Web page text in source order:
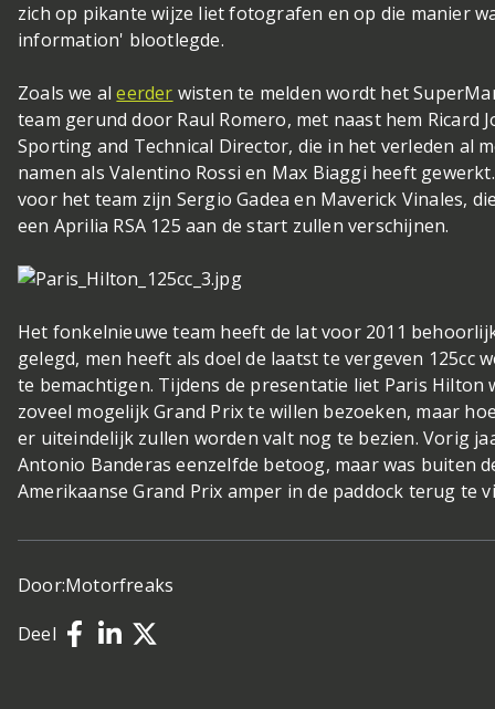
zich op pikante wijze liet fotografen en op die manier
information' blootlegde.
Zoals we aleerder wisten te melden wordt het
team gerund door Raul Romero, met naast hem Ricard
Sporting and Technical Director, die in het verleden al
namen als Valentino Rossi en Max Biaggi heeft
voor het team zijn Sergio Gadea en Maverick Vinales,
een Aprilia RSA 125 aan de start zullen verschijnen.
Het fonkelnieuwe team heeft de lat voor 2011
gelegd, men heeft als doel de laatst te vergeven 125cc
te bemachtigen. Tijdens de presentatie liet Paris Hilton
zoveel mogelijk Grand Prix te willen bezoeken, maar
er uiteindelijk zullen worden valt nog te bezien. Vorig
Antonio Banderas eenzelfde betoog, maar was buiten
Amerikaanse Grand Prix amper in de paddock terug te
Door:Motorfreaks
Deel